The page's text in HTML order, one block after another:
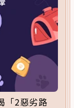
「2惡劣路